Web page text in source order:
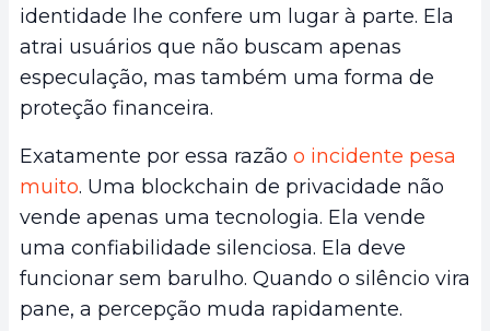
identidade lhe confere um lugar à parte. Ela
atrai usuários que não buscam apenas
especulação, mas também uma forma de
proteção financeira.
Exatamente por essa razão o incidente pesa
muito. Uma blockchain de privacidade não
vende apenas uma tecnologia. Ela vende
uma confiabilidade silenciosa. Ela deve
funcionar sem barulho. Quando o silêncio vira
pane, a percepção muda rapidamente.